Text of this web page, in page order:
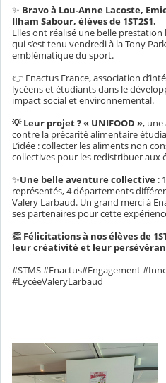
✨ Bravo à Lou-Anne Lacoste,
Ilham Sabour, élèves de 1ST2S1.
Elles ont réalisé une belle
qui s’est tenu vendredi à la Tony
emblématique du sport.
👉 Enactus France, association
lycéens et étudiants dans le
impact social et environnemental.
💡 Leur projet ?« UNIFOOD »,
contre la précarité alimentaire
L’idée : collecter les aliments non
collectives pour les redistribuer aux
✨Une belle aventure collective :
représentés, 4 départements
Valery Larbaud. Un grand merci à
ses partenaires pour cette
👏 Félicitations à nos élèves de
leur créativité et leur
#STMS #Enactus#Engagement
#LycéeValeryLarbaud